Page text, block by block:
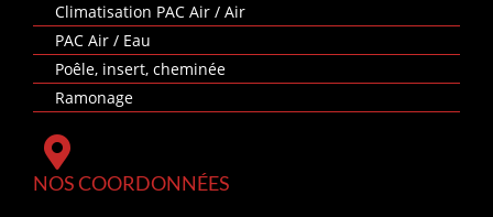
Climatisation PAC Air / Air
PAC Air / Eau
Poêle, insert, cheminée
Ramonage
NOS COORDONNÉES